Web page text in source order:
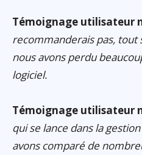
Témoignage utilisateur
recommanderais pas,
nous avons perdu
logiciel.
Témoignage utilisateur
qui se lance dans la
avons comparé de